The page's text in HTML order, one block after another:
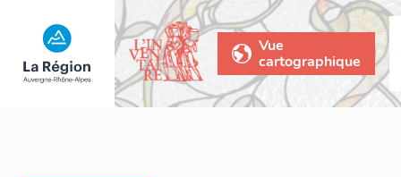
Vue
cartographique